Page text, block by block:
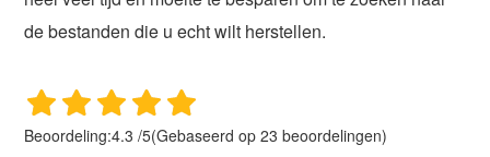
de bestanden die u echt wilt herstellen.
Beoordeling:4.3 /5(Gebaseerd op23 beoordelingen)